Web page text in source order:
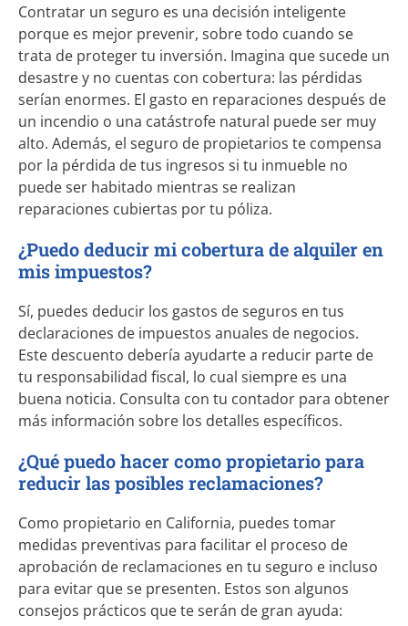
Contratar un seguro es una decisión inteligente
porque es mejor prevenir, sobre todo cuando se
trata de proteger tu inversión. Imagina que sucede un
desastre y no cuentas con cobertura: las pérdidas
serían enormes. El gasto en reparaciones después de
un incendio o una catástrofe natural puede ser muy
alto. Además, el seguro de propietarios te compensa
por la pérdida de tus ingresos si tu inmueble no
puede ser habitado mientras se realizan
reparaciones cubiertas por tu póliza.
¿Puedo deducir mi cobertura de alquiler en
mis impuestos?
Sí, puedes deducir los gastos de seguros en tus
declaraciones de impuestos anuales de negocios.
Este descuento debería ayudarte a reducir parte de
tu responsabilidad fiscal, lo cual siempre es una
buena noticia. Consulta con tu contador para obtener
más información sobre los detalles específicos.
¿Qué puedo hacer como propietario para
reducir las posibles reclamaciones?
Como propietario en California, puedes tomar
medidas preventivas para facilitar el proceso de
aprobación de reclamaciones en tu seguro e incluso
para evitar que se presenten. Estos son algunos
consejos prácticos que te serán de gran ayuda: